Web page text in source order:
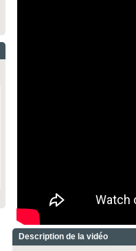
Description de la vidéo